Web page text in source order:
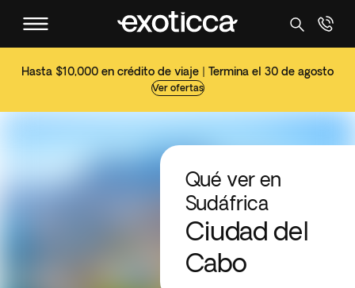
Hasta $10,000 en crédito de viaje | Termina el 30 de agosto
Ver ofertas
Qué ver en
Sudáfrica
Ciudad del
Cabo